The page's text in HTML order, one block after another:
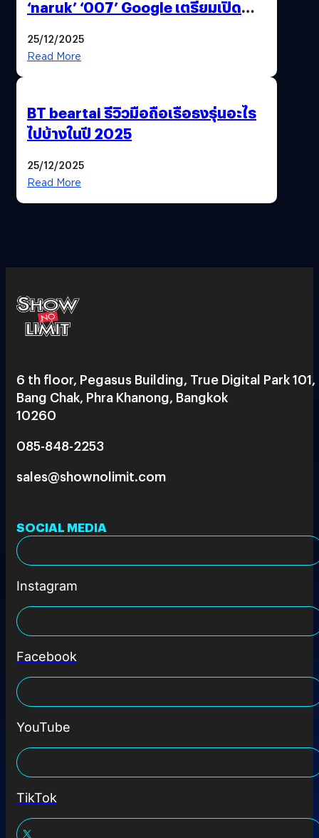
‘naruk’ ‘007’ Google เตรียมเปิด
25/12/2025
Read More
BT beartai รีวิวมือถือเรือธงรุ่นอะไร
ไปบ้างในปี 2025
25/12/2025
Read More
6 th floor, Pegasus Building, True Digital Park 101,
Bang Chak, Phra Khanong, Bangkok
10260
085-848-2253
sales@shownolimit.com
SOCIAL MEDIA
Instagram
Facebook
YouTube
TikTok